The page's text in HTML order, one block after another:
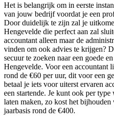
Het is belangrijk om in eerste
van jouw bedrijf voordat je een
Door duidelijk te zijn zal je
Hengevelde die perfect aan zal
accountant alleen maar de
vinden om ook advies te krijgen?
secuur te zoeken naar een goede
Hengevelde. Voor een accountant
rond de €60 per uur, dit voor een
betaal je iets voor uiterst ervaren
een startende. Je kunt ook per
laten maken, zo kost het
jaarbasis rond de €400.